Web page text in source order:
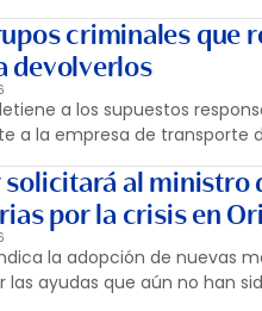
criminales que
devolverlos
a los supuestos
a la empresa de transporte
solicitará al ministro
por la crisis en
la adopción de nuevas
las ayudas que aún no han